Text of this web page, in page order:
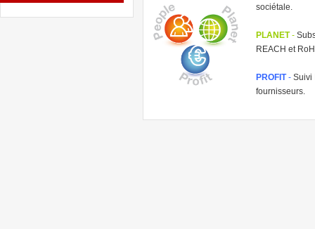
sociétale.
PLANET-
REACH et
PROFIT- Suivi
fournisseurs.